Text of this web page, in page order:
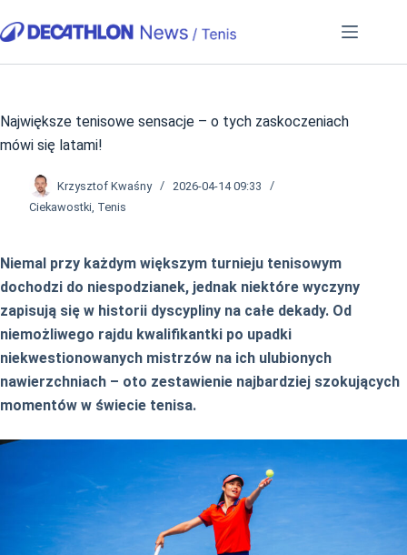
do
Największe tenisowe sensacje – o tych zaskoczeniach
mówi się latami!
Krzysztof Kwaśny
2026-04-14 09:33
Ciekawostki, Tenis
Niemal przy każdym większym turnieju tenisowym
dochodzi do niespodzianek, jednak niektóre wyczyny
zapisują się w historii dyscypliny na całe dekady. Od
niemożliwego rajdu kwalifikantki po upadki
niekwestionowanych mistrzów na ich ulubionych
nawierzchniach – oto zestawienie najbardziej szokujących
momentów w świecie tenisa.